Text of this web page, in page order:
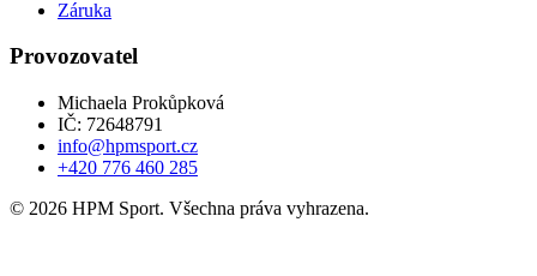
Záruka
Provozovatel
Michaela Prokůpková
IČ: 72648791
info@hpmsport.cz
+420 776 460 285
© 2026 HPM Sport. Všechna práva vyhrazena.